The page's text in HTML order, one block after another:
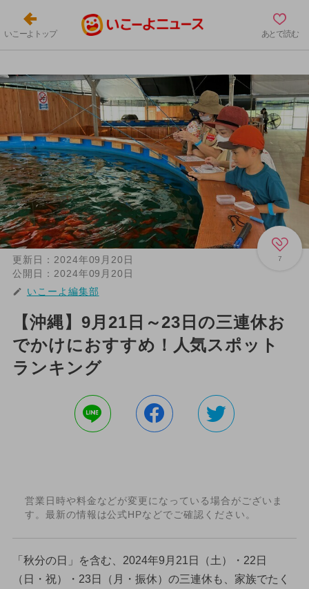
いこーよトップ あとで読む
7
更新日： 2024年09月20日
公開日： 2024年09月20日
いこーよ編集部
【沖縄】9月21日～23日の三連休お
でかけにおすすめ！人気スポット
ランキング
営業日時や料金などが変更になっている場合がございま
す。最新の情報は公式HPなどでご確認ください。
「秋分の日」を含む、2024年9月21日（土）・22日
（日・祝）・23日（月・振休）の三連休も、家族でたく